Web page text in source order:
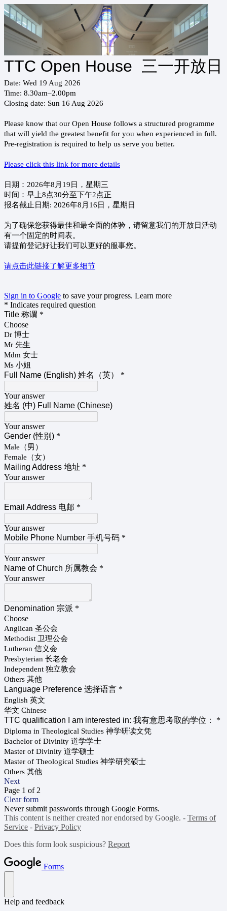
TTC Open House 三一开放日
Date: Wed 19 Aug 2026
Time: 8.30am–2.00pm
Closing date: Sun 16 Aug 2026
Please know that our Open House follows a structured programme
that will yield the greatest benefit for you when experienced in full.
Pre-registration is required to help us serve you better.
Please click this link for more details
日期：2026年8月19日，星期三
时间：早上8点30分至下午2点正
报名截止日期: 2026年8月16日，星期日
为了确保您获得最佳和最全面的体验，请留意我们的开放日活动
有一个固定的时间表。
请提前登记好让我们可以更好的服事您。
请点击此链接了解更多细节
Sign in to Google to save your progress. Learn more
* Indicates required question
Title 称谓 *
Choose
Dr 博士
Mr 先生
Mdm 女士
Ms 小姐
Full Name (English) 姓名（英） *
Your answer
姓名 (中) Full Name (Chinese)
Your answer
Gender (性别) *
Male（男）
Female（女）
Mailing Address 地址 *
Your answer
Email Address 电邮 *
Your answer
Mobile Phone Number 手机号码 *
Your answer
Name of Church 所属教会 *
Your answer
Denomination 宗派 *
Choose
Anglican 圣公会
Methodist 卫理公会
Lutheran 信义会
Presbyterian 长老会
Independent 独立教会
Others 其他
Language Preference 选择语言 *
English 英文
华文 Chinese
TTC qualification I am interested in: 我有意思考取的学位： *
Diploma in Theological Studies 神学研读文凭
Bachelor of Divinity 道学学士
Master of Divinity 道学硕士
Master of Theological Studies 神学研究硕士
Others 其他
Next
Page 1 of 2
Clear form
Never submit passwords through Google Forms.
This content is neither created nor endorsed by Google. - Terms of
Service - Privacy Policy
Does this form look suspicious? Report
Forms
Help and feedback